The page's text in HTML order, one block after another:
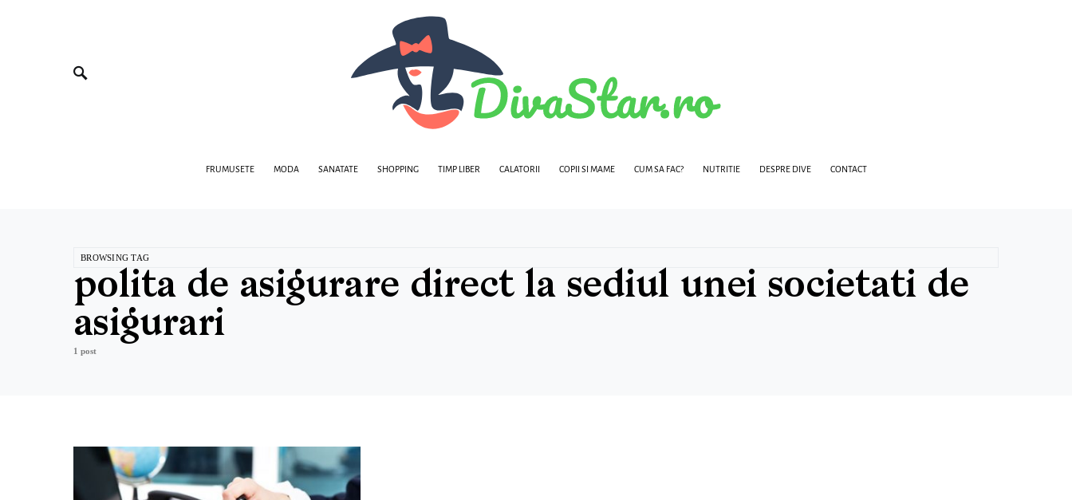
FRUMUSETE MODA SANATATE SHOPPING TIMP LIBER CALATORII COPII SI MAME CUM SA FAC? NUTRITIE DESPRE DIVE CONTACT
BROWSING TAG
polita de asigurare direct la sediul unei societati de
asigurari
1 post